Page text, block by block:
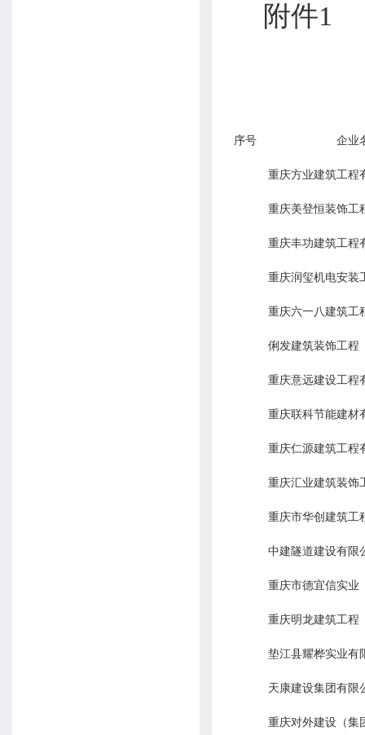
附件1
序号 企业
重庆方业建筑工程
重庆美登恒装饰工
重庆丰功建筑工程
重庆润玺机电安装
重庆六一八建筑工
俐发建筑装饰工程
重庆意远建设工程
重庆联科节能建材
重庆仁源建筑工程
重庆汇业建筑装饰
重庆市华创建筑工
中建隧道建设有限
重庆市德宜信实业
重庆明龙建筑工程
垫江县耀桦实业有
天康建设集团有限
重庆对外建设（集